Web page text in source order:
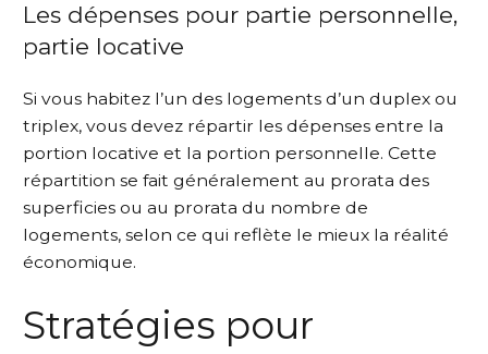
Les dépenses pour partie personnelle,
partie locative
Si vous habitez l’un des logements d’un duplex ou
triplex, vous devez répartir les dépenses entre la
portion locative et la portion personnelle. Cette
répartition se fait généralement au prorata des
superficies ou au prorata du nombre de
logements, selon ce qui reflète le mieux la réalité
économique.
Stratégies pour